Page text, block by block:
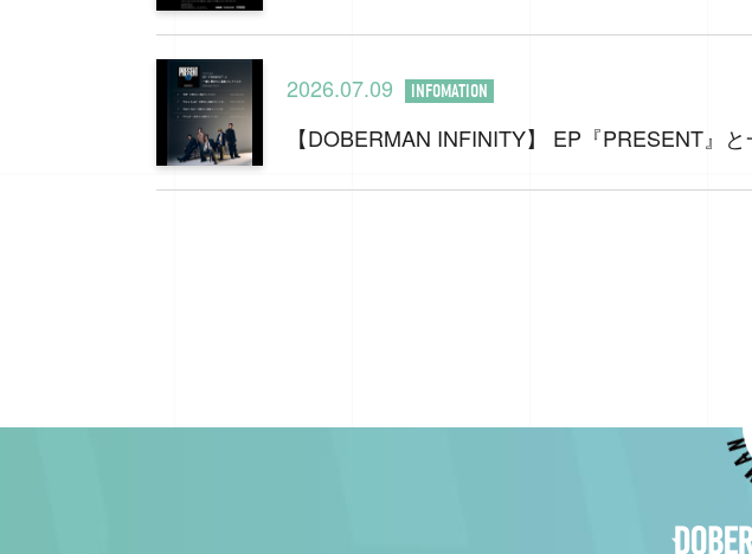
2026.07.09 INFOMATION
【DOBERMAN INFINITY】 EP『PRESENT』